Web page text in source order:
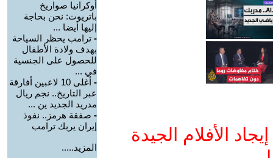
الأفلام الجيدة
أوكرانيا صواريخ
باتريوت: نحن بحاجة
إليها أيضا ...
- ترامب يحظر السياحة
بهدف ولادة الأطفال
للحصول على الجنسية
في ...
-
أغلى 10 لاعبين أفارقة
عبر التاريخ.. نجم ريال
مدريد الجديد ين ...
- صفقة هرمز.. نفوذ
إيران يربك ترامب
المزيد.....